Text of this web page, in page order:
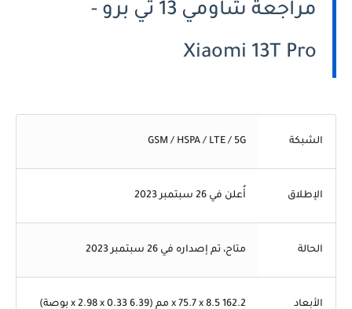
مراجعة شاومي 13 تي برو -
Xiaomi 13T Pro
الشبكة GSM / HSPA / LTE / 5G
الإطلاق أُعلن في 26 سبتمبر 2023
الحالة متاح، تم إصداره في 26 سبتمبر 2023
الأبعاد 162.2 x 75.7 x 8.5 مم (6.39 x 2.98 x 0.33 بوصة)